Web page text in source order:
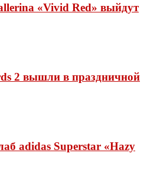
«Vivid Red» выйдут
2 вышли в праздничной
adidas Superstar «Hazy